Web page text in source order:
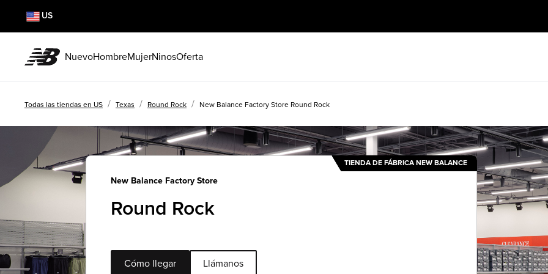
US
NuevoHombreMujerNinosOferta
Todas las tiendas en US / Texas / Round Rock / New Balance Factory Store Round Rock
TIENDA DE FÁBRICA NEW BALANCE
New Balance Factory Store
Round Rock
Cómo llegar Llámanos